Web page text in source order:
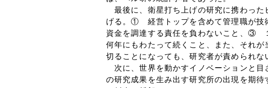
最後に、衛星打ち上げの研究に携わった
げる。① 経営トップを含めて管理職が
資金を調達する責任を負わないこと、③
何年にもわたって続くこと、また、それ
切ることになっても、研究者が責められな
次に、世界を動かすイノベーションと目
の研究成果を生み出す研究所